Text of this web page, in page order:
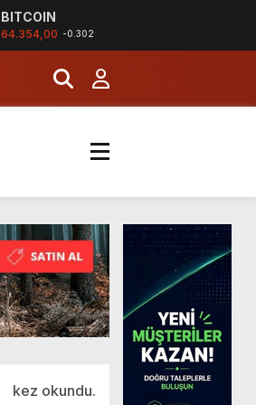
BITCOIN
64.354,00 -0.302
kez okundu.